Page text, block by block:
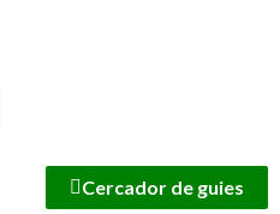
Cercador de guies